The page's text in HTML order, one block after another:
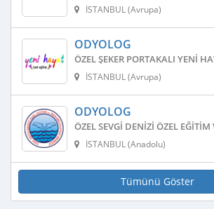
İSTANBUL (Avrupa)
ODYOLOG
ÖZEL ŞEKER PORTAKALI YENI
İSTANBUL (Avrupa)
ODYOLOG
ÖZEL SEVGI DENIZI ÖZEL
İSTANBUL (Anadolu)
Tümünü Göster